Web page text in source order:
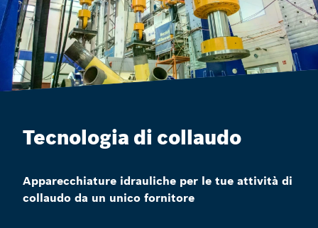
Tecnologia di collaudo
Apparecchiature idrauliche per le tue attività di
collaudo da un unico fornitore